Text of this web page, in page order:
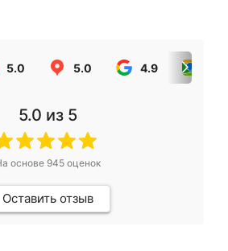
5.0 5.0 4.9
5.0 из 5
основе 945оценок
Оставить отзыв